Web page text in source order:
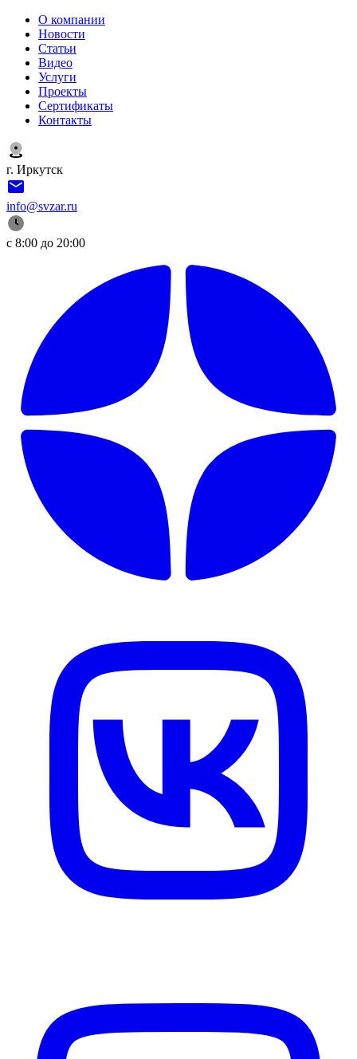
О компании
Новости
Статьи
Видео
Услуги
Проекты
Сертификаты
Контакты
г. Иркутск
info@svzar.ru
с 8:00 до 20:00